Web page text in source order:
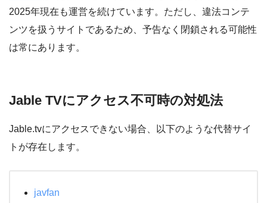
2025年現在も運営を続けています。ただし、違法コンテ
ンツを扱うサイトであるため、予告なく閉鎖される可能性
は常にあります。
Jable TVにアクセス不可時の対処法
Jable.tvにアクセスできない場合、以下のような代替サイ
トが存在します。
javfan